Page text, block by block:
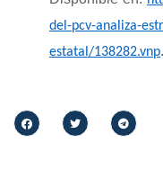
del-pcv-analiza-
estatal/138282.vnp.